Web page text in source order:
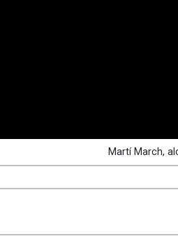
Martí March,